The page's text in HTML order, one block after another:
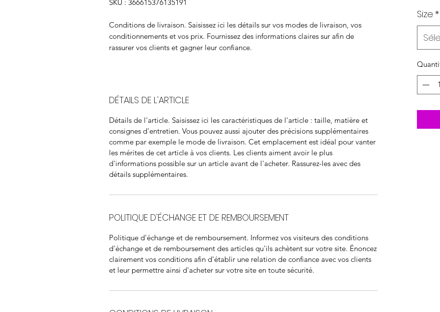
SKU : 366615376135191
Conditions de livraison. Saisissez ici les détails sur vos modes de livraison, vos
conditionnements et vos prix. Fournissez des informations claires sur afin de
rassurer vos clients et gagner leur confiance.
DÉTAILS DE L'ARTICLE
Détails de l'article. Saisissez ici les caractéristiques de l'article : taille, matière et
consignes d'entretien. Vous pouvez aussi ajouter des précisions supplémentaires
comme par exemple le mode de livraison. Cet emplacement est idéal pour vanter
les mérites de cet article à vos clients. Les clients aiment avoir le plus
d'informations possible sur un article avant de l'acheter. Rassurez-les avec des
détails supplémentaires.
POLITIQUE D'ÉCHANGE ET DE REMBOURSEMENT
Politique d'échange et de remboursement. Informez vos visiteurs des conditions
d'échange et de remboursement des articles qu'ils achètent sur votre site. Énoncez
clairement vos conditions afin d'établir une relation de confiance avec vos clients
et leur permettre ainsi d'acheter sur votre site en toute sécurité.
Size *